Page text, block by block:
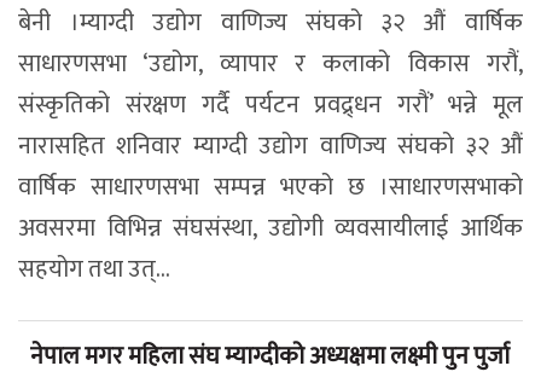
बेनी ।म्याग्दी उद्योग वाणिज्य संघको ३२ औं वार्षिक
साधारणसभा ‘उद्योग, व्यापार र कलाको विकास गरौं,
संस्कृतिको संरक्षण गर्दै पर्यटन प्रवद्र्धन गरौं’ भन्ने मूल
नारासहित शनिवार म्याग्दी उद्योग वाणिज्य संघको ३२ औं
वार्षिक साधारणसभा सम्पन्न भएको छ ।साधारणसभाको
अवसरमा विभिन्न संघसंस्था, उद्योगी व्यवसायीलाई आर्थिक
सहयोग तथा उत्...
नेपाल मगर महिला संघ म्याग्दीको अध्यक्षमा लक्ष्मी पुन पुर्जा